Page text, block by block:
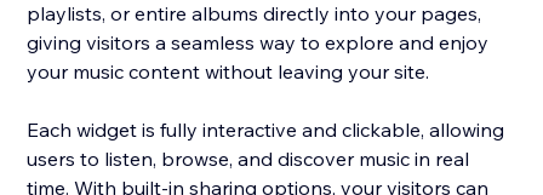
playlists, or entire albums directly into your pages,
giving visitors a seamless way to explore and enjoy
your music content without leaving your site.
Each widget is fully interactive and clickable, allowing
users to listen, browse, and discover music in real
time. With built-in sharing options, your visitors can